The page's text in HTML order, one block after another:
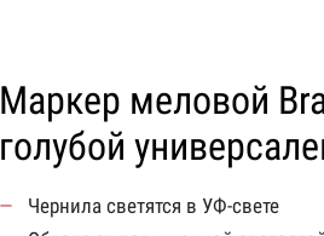
Маркер меловой
голубой
Чернила светятся в УФ-свете